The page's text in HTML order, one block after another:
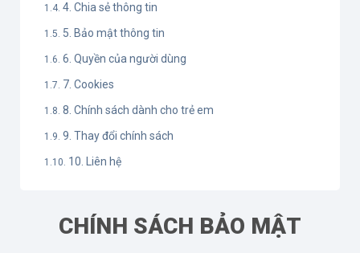
4. Chia sẻ thông tin
5. Bảo mật thông tin
6. Quyền của người dùng
7. Cookies
8. Chính sách dành cho trẻ em
9. Thay đổi chính sách
10. Liên hệ
CHÍNH SÁCH BẢO MẬT